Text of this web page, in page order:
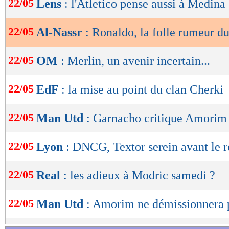
de
OK
22/05 Lens : l'Atletico pense aussi à Medina
22/05 Al-Nassr : Ronaldo, la folle rumeur
22/05 OM : Merlin, un avenir incertain...
22/05 EdF : la mise au point du clan Cherki
22/05 Man Utd : Garnacho critique
22/05 Lyon : DNCG, Textor serein avant le
22/05 Real : les adieux à Modric samedi ?
22/05 Man Utd : Amorim ne démissionnera